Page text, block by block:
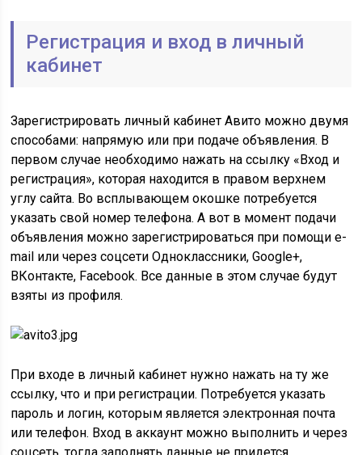
Регистрация и вход в личный
кабинет
Зарегистрировать личный кабинет Авито можно двумя
способами: напрямую или при подаче объявления. В
первом случае необходимо нажать на ссылку «Вход и
регистрация», которая находится в правом верхнем
углу сайта. Во всплывающем окошке потребуется
указать свой номер телефона. А вот в момент подачи
объявления можно зарегистрироваться при помощи e-
mail или через соцсети Одноклассники, Google+,
ВКонтакте, Facebook. Все данные в этом случае будут
взяты из профиля.
При входе в личный кабинет нужно нажать на ту же
ссылку, что и при регистрации. Потребуется указать
пароль и логин, которым является электронная почта
или телефон. Вход в аккаунт можно выполнить и через